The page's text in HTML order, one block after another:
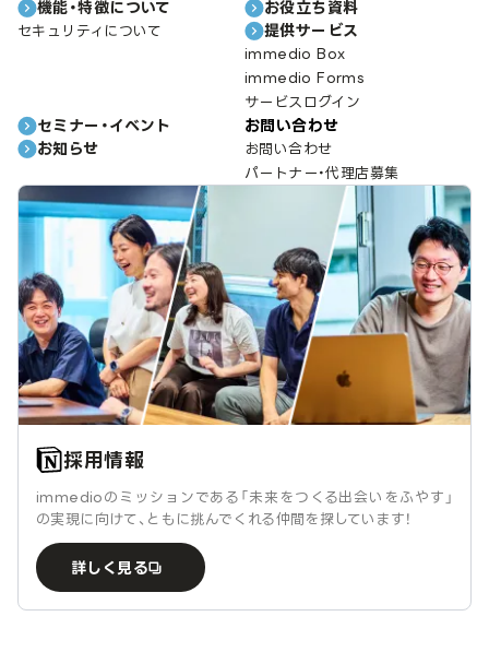
機能・特徴について
セキュリティについて
お役立ち資料
提供サービス
immedio Box
immedio Forms
サービスログイン
セミナー・イベント
お知らせ
お問い合わせ
お問い合わせ
パートナー・代理店募集
採用情報
immedioのミッションである「未来をつくる出会いをふやす」
の実現に向けて、ともに挑んでくれる仲間を探しています！
詳しく見る